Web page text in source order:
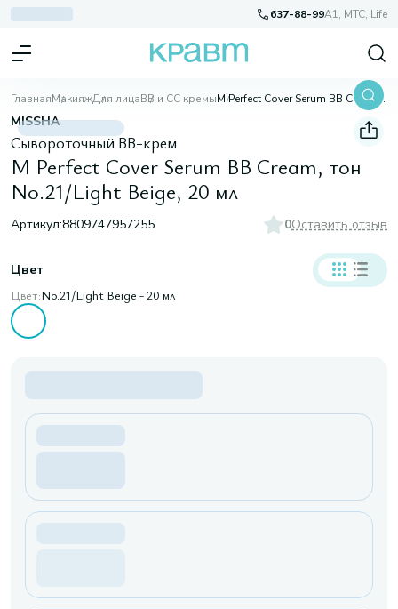
637-88-99A1, МТС, Life
ГлавнаяМакияжДля лицаBB и CC кремы M Perfect Cover Serum BB Cream, тон No.21/Light Beige, 20 мл
MISSHA
Сывороточный ВВ-крем
M Perfect Cover Serum BB Cream, тон
No.21/Light Beige, 20 мл
Артикул:8809747957255 0Оставить отзыв
Цвет
Цвет:No.21/Light Beige - 20 мл